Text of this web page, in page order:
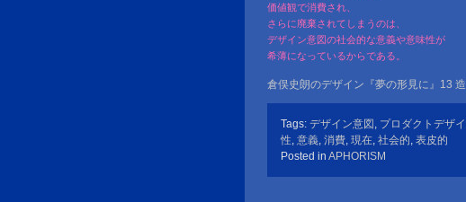
価値観で消費され、
さらに廃棄されてしまうのは、
デザイン意図の社会的な意義や意味性が
希薄になっているからである。
倉俣史朗のデザイン『夢の形見に』13
Tags: デザイン意図 , プロダクトデザ
性, 意義, 消費, 現在, 社会的, 表皮的
Posted in APHORISM